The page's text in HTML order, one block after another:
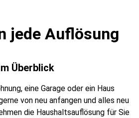
jede Auflösung
Überblick
eine Garage oder ein Haus
von neu anfangen und alles neu
die Haushaltsauflösung für Sie